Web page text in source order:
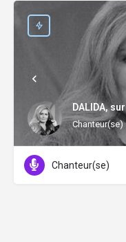
DALIDA,
Chanteur(se)
Chanteur(se)